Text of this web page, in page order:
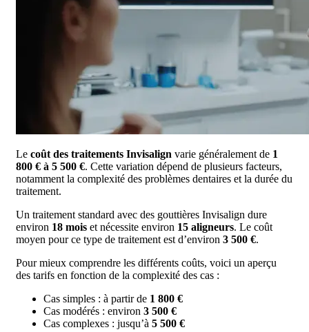
Le coût des traitements Invisalign varie généralement de 1
800 € à 5 500 €. Cette variation dépend de plusieurs facteurs,
notamment la complexité des problèmes dentaires et la durée du
traitement.
Un traitement standard avec des gouttières Invisalign dure
environ 18 mois et nécessite environ 15 aligneurs. Le coût
moyen pour ce type de traitement est d’environ 3 500 €.
Pour mieux comprendre les différents coûts, voici un aperçu
des tarifs en fonction de la complexité des cas :
Cas simples : à partir de 1 800 €
Cas modérés : environ 3 500 €
Cas complexes : jusqu’à 5 500 €